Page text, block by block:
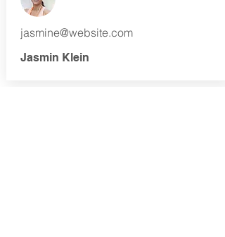
jasmine@website.com
Jasmin Klein